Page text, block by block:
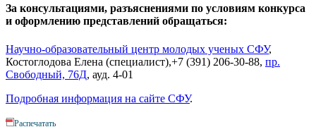
За консультациями, разъяснениями по условиям конкурса
и оформлению представлений обращаться:
Научно-образовательный центр молодых ученых СФУ,
Костоглодова Елена (специалист),+7 (391) 206-30-88, пр.
Свободный, 76Д, ауд. 4-01
Подробная информация на сайте СФУ.
Распечатать